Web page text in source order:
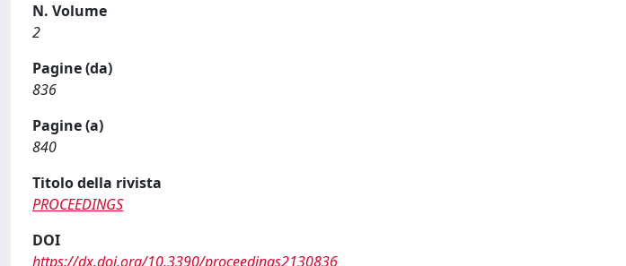
N. Volume
2
Pagine (da)
836
Pagine (a)
840
Titolo della rivista
PROCEEDINGS
DOI
https://dx.doi.org/10.3390/proceedings2130836